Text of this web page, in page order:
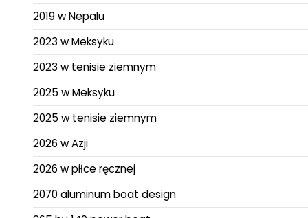
2019 w Nepalu
2023 w Meksyku
2023 w tenisie ziemnym
2025 w Meksyku
2025 w tenisie ziemnym
2026 w Azji
2026 w piłce ręcznej
2070 aluminum boat design